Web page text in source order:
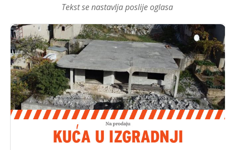
Tekst se nastavlja poslije oglasa